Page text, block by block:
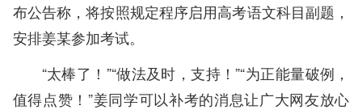
布公告称，将按照规定程序启用高考语文科目副题，
安排姜某参加考试。
“太棒了！”“做法及时，支持！”“为正能量破例，
值得点赞！”姜同学可以补考的消息让广大网友放心